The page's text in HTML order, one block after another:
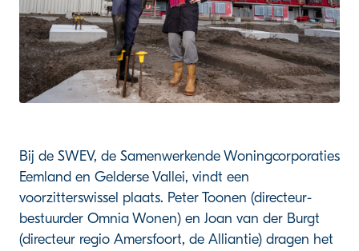
Bij de SWEV, de Samenwerkende Woningcorporaties
Eemland en Gelderse Vallei, vindt een
voorzitterswissel plaats. Peter Toonen (directeur-
bestuurder Omnia Wonen) en Joan van der Burgt
(directeur regio Amersfoort, de Alliantie) dragen het